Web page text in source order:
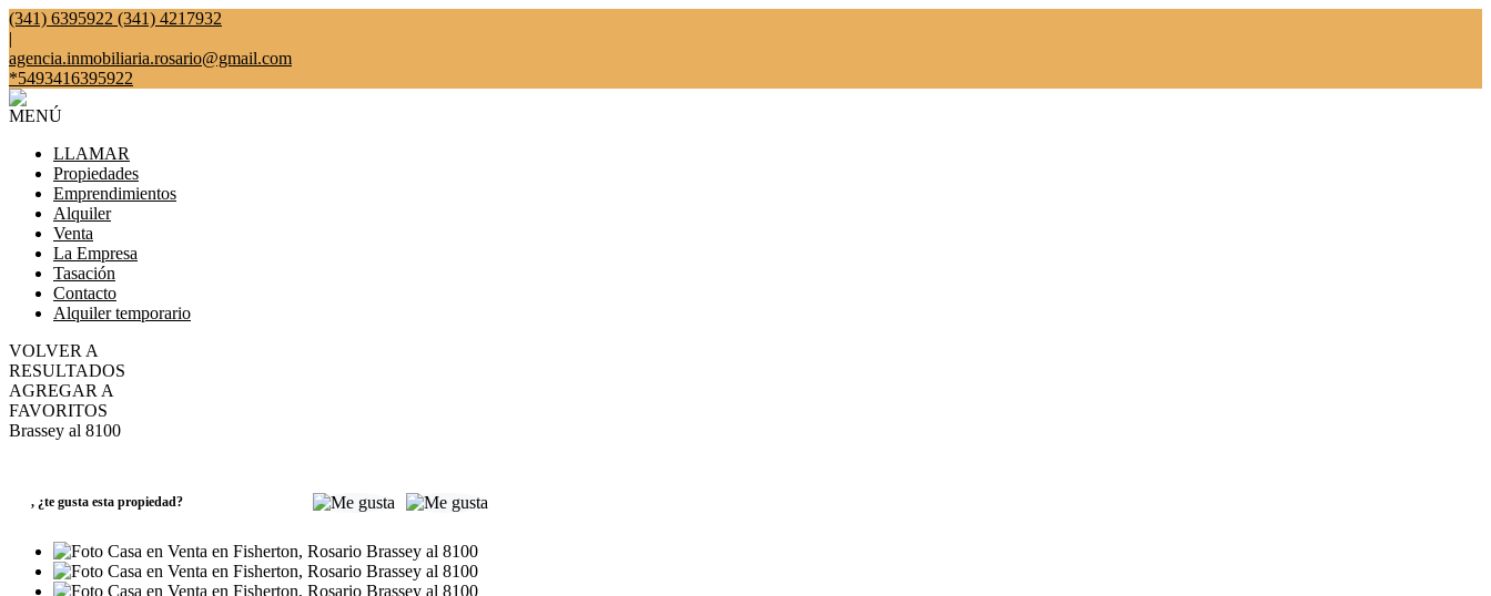
(341) 6395922 (341) 4217932
|
agencia.inmobiliaria.rosario@gmail.com
*5493416395922
MENÚ
LLAMAR
Propiedades
Emprendimientos
Alquiler
Venta
La Empresa
Tasación
Contacto
Alquiler temporario
VOLVER A
RESULTADOS
AGREGAR A
FAVORITOS
Brassey al 8100
, ¿te gusta esta propiedad?